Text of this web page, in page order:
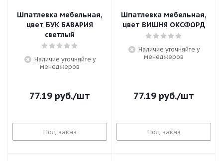
Шпатлевка мебельная,
цвет БУК БАВАРИЯ
светлый
Наличие уточняйте у
менеджеров
77.19 руб./шт
Под заказ
Шпатлевка мебельная,
цвет ВИШНЯ ОКСФОРД
Наличие уточняйте у
менеджеров
77.19 руб./шт
Под заказ